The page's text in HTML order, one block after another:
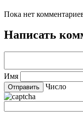
Пока нет
Написать
Имя
Число